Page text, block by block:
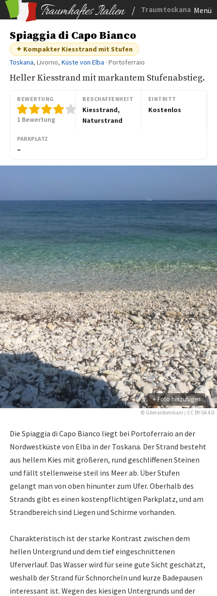
/ Traumtoskana Menü
Spiaggia di Capo Bianco
✦ Kompakter Kiesstrand mit Stufen
Toskana, Livorno, Küste von Elba · Portoferraio
Heller Kiesstrand mit markantem Stufenabstieg.
BEWERTUNG
1 Bewertung
BESCHAFFENHEIT
Kiesstrand,
Naturstrand
EINTRITT
Kostenlos
PARKPLATZ
–
© Gherardomiliani / CC BY-SA 4.0
+ Foto hinzufügen
Die Spiaggia di Capo Bianco liegt bei Portoferraio an der
Nordwestküste von Elba in der Toskana. Der Strand besteht
aus hellem Kies mit größeren, rund geschliffenen Steinen
und fällt stellenweise steil ins Meer ab. Über Stufen
gelangt man von oben hinunter zum Ufer. Oberhalb des
Strands gibt es einen kostenpflichtigen Parkplatz, und am
Strandbereich sind Liegen und Schirme vorhanden.
Charakteristisch ist der starke Kontrast zwischen dem
hellen Untergrund und dem tief eingeschnittenen
Uferverlauf. Das Wasser wird für seine gute Sicht geschätzt,
weshalb der Strand für Schnorcheln und kurze Badepausen
interessant ist. Wegen des kiesigen Untergrunds und der